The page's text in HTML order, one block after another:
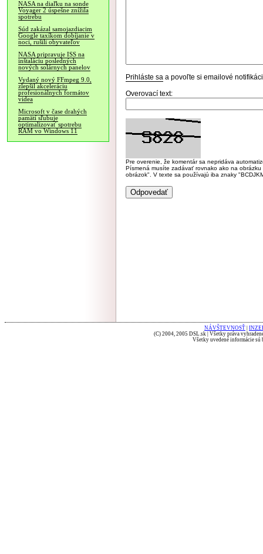
NASA na diaľku na sonde
Voyager 2 úspešne znížila
spotrebu
Súd zakázal samojazdiacim
Google taxíkom dobíjanie v
noci, rušili obyvateľov
NASA pripravuje ISS na
inštaláciu posledných
nových solárnych panelov
Vydaný nový FFmpeg 9.0,
zlepšil akceleráciu
profesionálnych formátov
videa
Microsoft v čase drahých
pamätí sľubuje
optimalizovať spotrebu
RAM vo Windows 11
Prihláste sa a povoľte si emailové
Overovací text:
Pre overenie, že komentár sa nepridáva
Písmená musíte zadávať rovnako ako na
obrázok". V texte sa používajú iba znaky
NÁVŠTEVNOSŤ
(C) 2004, 2005 DSL.sk | Všetky práva
Všetky uvedené informácie sú